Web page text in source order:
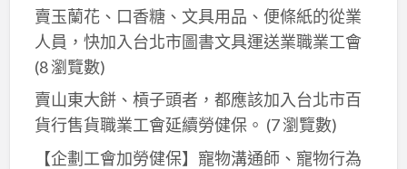
賣玉蘭花、口香糖、文具用品、便條紙的從業
人員，快加入台北市圖書文具運送業職業工會
(8 瀏覽數)
賣山東大餅、槓子頭者，都應該加入台北市百
貨行售貨職業工會延續勞健保。 (7 瀏覽數)
【企劃工會加勞健保】寵物溝通師、寵物行為